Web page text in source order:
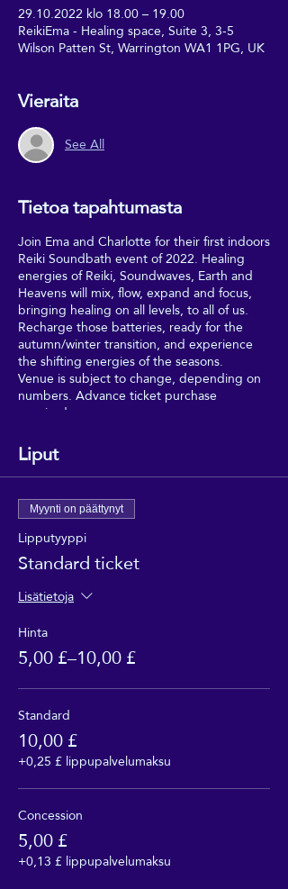
29.10.2022 klo 18.00 – 19.00
ReikiEma - Healing space, Suite 3, 3-5
Wilson Patten St, Warrington WA1 1PG, UK
Vieraita
See All
Tietoa tapahtumasta
Join Ema and Charlotte for their first indoors
Reiki Soundbath event of 2022. Healing
energies of Reiki, Soundwaves, Earth and
Heavens will mix, flow, expand and focus,
bringing healing on all levels, to all of us.
Recharge those batteries, ready for the
autumn/winter transition, and experience
the shifting energies of the seasons.
Venue is subject to change, depending on
numbers. Advance ticket purchase
required.
Liput
Myynti on päättynyt
Lipputyyppi
Standard ticket
Lisätietoja
Hinta
5,00 £–10,00 £
Standard
10,00 £
+0,25 £ lippupalvelumaksu
Concession
5,00 £
+0,13 £ lippupalvelumaksu